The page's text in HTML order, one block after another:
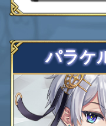
パラケ